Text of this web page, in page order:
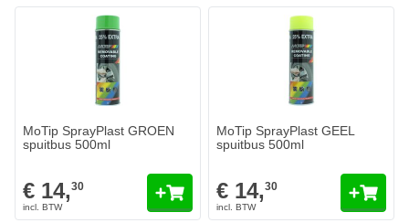
MoTip SprayPlast GROEN
spuitbus 500ml
€ 14,30
MoTip SprayPlast GEEL
spuitbus 500ml
€ 14,30